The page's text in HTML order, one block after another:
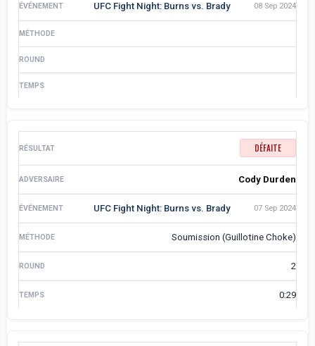
UFC Fight Night: Burns vs. Brady 08 Sep 2024
DÉFAITE
Cody Durden
UFC Fight Night: Burns vs. Brady 07 Sep 2024
Soumission (Guillotine Choke)
2
0:29